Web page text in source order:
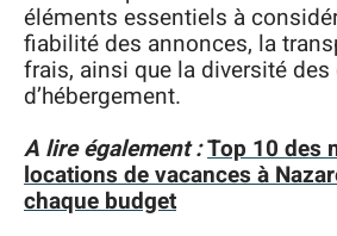
éléments essentiels à
fiabilité des annonces, la
frais, ainsi que la diversité
d’hébergement.
A lire également :Top 10 des
locations de vacances à
chaque budget